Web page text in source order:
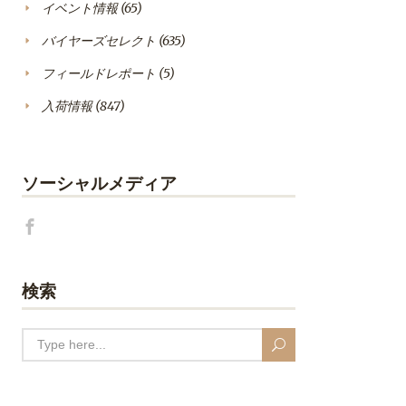
イベント情報(65)
バイヤーズセレクト (635)
フィールドレポート (5)
入荷情報(847)
ソーシャルメディア
検索